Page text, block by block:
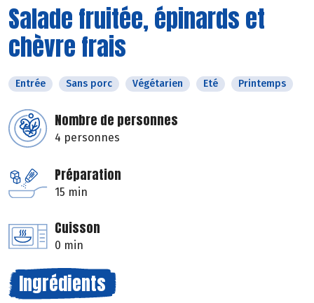
Salade fruitée, épinards et
chèvre frais
Entrée Sans porc Végétarien Eté Printemps
Nombre de personnes
4 personnes
Préparation
15 min
Cuisson
0 min
Ingrédients